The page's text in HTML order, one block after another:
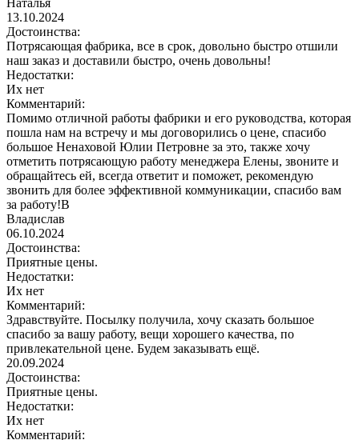
13.10.2024
Достоинства:
Потрясающая фабрика, все в срок, довольно быстро отшили
наш заказ и доставили быстро, очень довольны!
Недостатки:
Их нет
Комментарий:
Помимо отличной работы фабрики и его руководства, которая
пошла нам на встречу и мы договорились о цене, спасибо
большое Ненаховой Юлии Петровне за это, также хочу
отметить потрясающую работу менеджера Елены, звоните и
обращайтесь ей, всегда ответит и поможет, рекомендую
звонить для более эффективной коммуникации, спасибо вам
за работу!В
Владислав
06.10.2024
Достоинства:
Приятные цены.
Недостатки:
Их нет
Комментарий:
Здравствуйте. Посылку получила, хочу сказать большое
спасибо за вашу работу, вещи хорошего качества, по
привлекательной цене. Будем заказывать ещё.
20.09.2024
Достоинства:
Приятные цены.
Недостатки:
Их нет
Комментарий: